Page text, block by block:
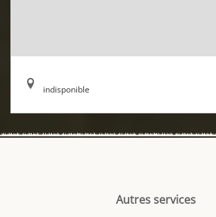
indisponible
Autres services